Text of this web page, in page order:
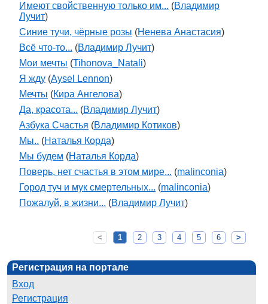
Имеют свойственную только им... (Владимир
Лучит)
Синие тучи, чёрные розы (Ненева Анастасия)
Всё что-то... (Владимир Лучит)
Мои мечты (Tihonova_Natali)
Я жду (Aysel Lennon)
Мечты (Кира Ангелова)
Да, красота... (Владимир Лучит)
Азбука Счастья (Владимир Котиков)
Мы.. (Наталья Корда)
Мы будем (Наталья Корда)
Поверь, нет счастья в этом мире... (malinconia)
Город туч и мук смертельных... (malinconia)
Пожалуй, в жизни... (Владимир Лучит)
< 1 2 3 4 5 6 >
Регистрация на портале
Вход
Регистрация